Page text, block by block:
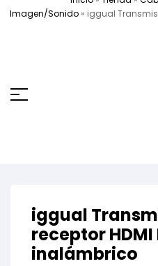
Imagen/Sonido » iggual
iggual
receptor HDMI
inalámbrico